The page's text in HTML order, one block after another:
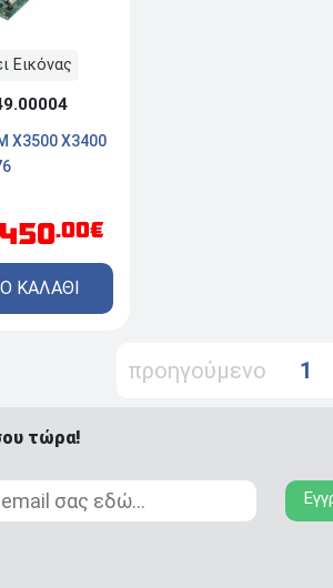
Εικόνας
X3500 X3400
450.00€
ΚΑΛΑΘΙ
προηγούμενο 1
τώρα!